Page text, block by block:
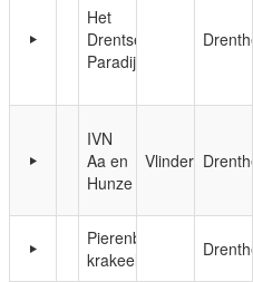
Het
Drentse
Paradijs
Drenthe
IVN
Aa en
Hunze
Vlinderkamp
Drenthe
Pierenbadje
krakeel
Drenthe